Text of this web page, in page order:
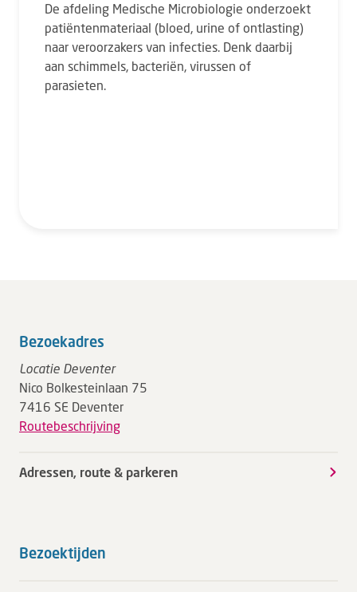
De afdeling Medische Microbiologie onderzoekt
patiëntenmateriaal (bloed, urine of ontlasting)
naar veroorzakers van infecties. Denk daarbij
aan schimmels, bacteriën, virussen of
parasieten.
Bezoekadres
Locatie Deventer
Nico Bolkesteinlaan 75
7416 SE Deventer
Routebeschrijving
Adressen, route & parkeren
Bezoektijden